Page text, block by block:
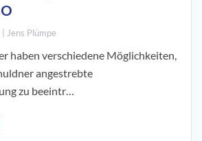
Jens Plümpe
haben verschiedene Möglichkeiten,
angestrebte
zu beeintr…